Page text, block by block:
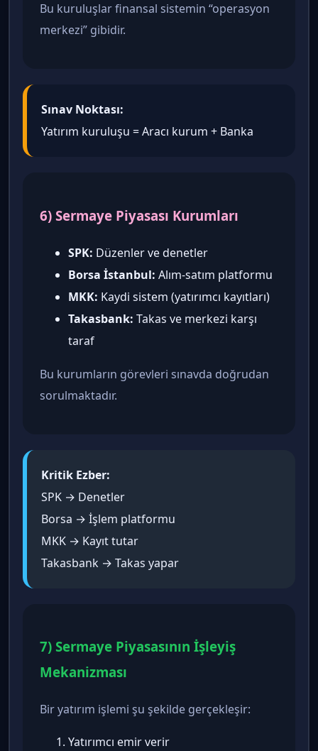
Bu kuruluşlar finansal sistemin “operasyon
merkezi” gibidir.
Sınav Noktası:
Yatırım kuruluşu = Aracı kurum + Banka
6) Sermaye Piyasası Kurumları
SPK: Düzenler ve denetler
Borsa İstanbul: Alım-satım platformu
MKK: Kaydi sistem (yatırımcı kayıtları)
Takasbank: Takas ve merkezi karşı
taraf
Bu kurumların görevleri sınavda doğrudan
sorulmaktadır.
Kritik Ezber:
SPK → Denetler
Borsa → İşlem platformu
MKK → Kayıt tutar
Takasbank → Takas yapar
7) Sermaye Piyasasının İşleyiş
Mekanizması
Bir yatırım işlemi şu şekilde gerçekleşir:
Yatırımcı emir verir